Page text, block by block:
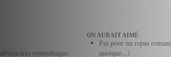
très sympathique
ON AURAIT AIMÉ
Pas pour un repas
quoique...)